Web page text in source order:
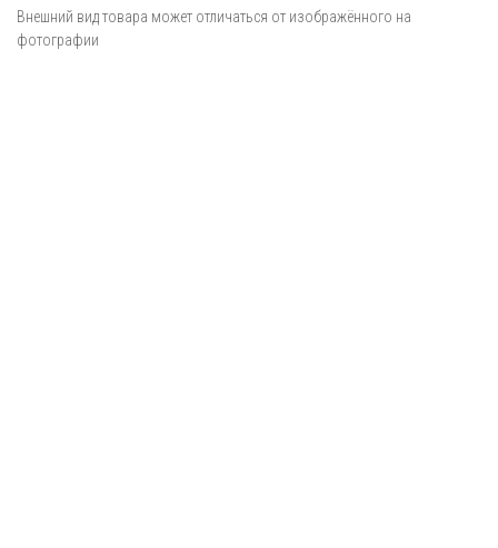
Внешний вид товара может отличаться от изображённого на
фотографии